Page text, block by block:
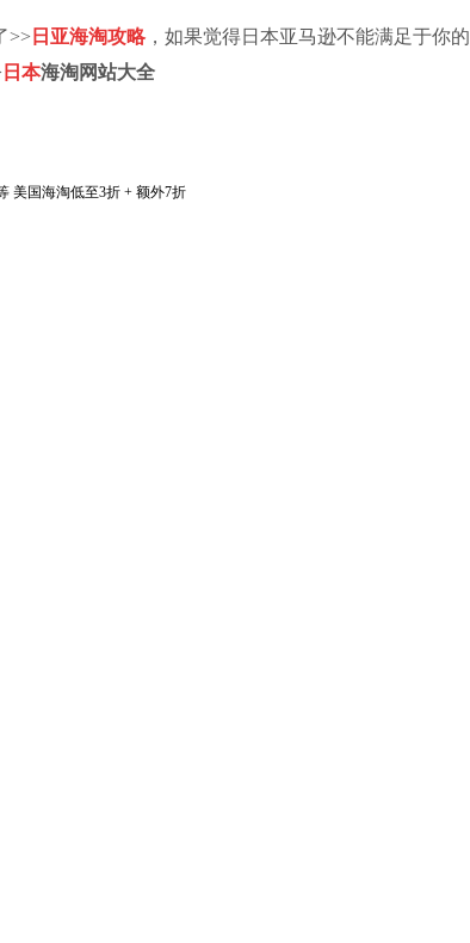
>> 日亚海淘攻略，如果觉得日本亚马逊不能满足于你的
日本海淘网站大全
美国海淘低至3折 + 额外7折